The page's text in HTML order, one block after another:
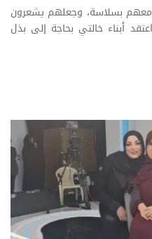
معهم بسلاسة، وجعلهم يشعرون
أبناء خالتي بحاجة إلى بذل